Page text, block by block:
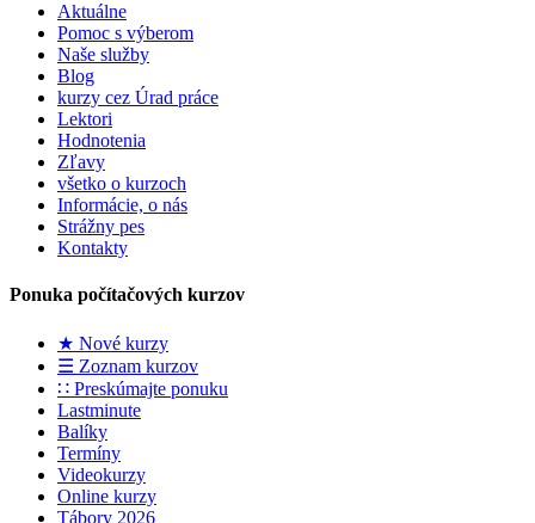
Aktuálne
Pomoc s výberom
Naše služby
Blog
kurzy cez Úrad práce
Lektori
Hodnotenia
Zľavy
všetko o kurzoch
Informácie, o nás
Strážny pes
Kontakty
Ponuka počítačových kurzov
★ Nové kurzy
☰ Zoznam kurzov
∷ Preskúmajte ponuku
Lastminute
Balíky
Termíny
Videokurzy
Online kurzy
Tábory 2026